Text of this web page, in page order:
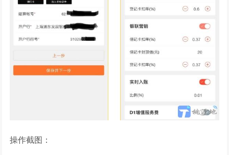
操作截图：